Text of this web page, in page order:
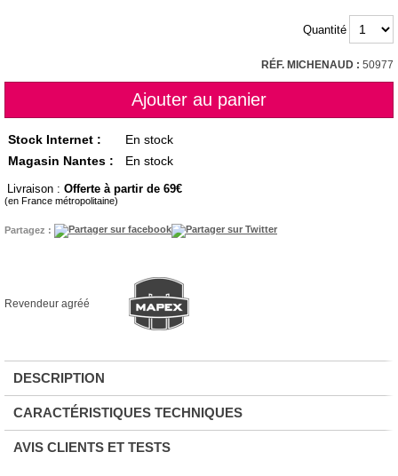
Quantité
RÉF. MICHENAUD : 50977
Stock Internet :
En stock
Magasin Nantes :
En stock
Livraison : Offerte à partir de 69
(en France métropolitaine)
Partagez :
Revendeur agréé
DESCRIPTION
CARACTÉRISTIQUES TECHNIQUES
AVIS CLIENTS ET TESTS